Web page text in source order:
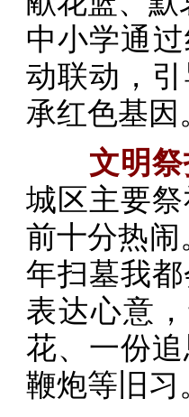
中小学通
动联动，
承红色基因
文明
城区主要
前十分热闹
年扫墓我
表达心意
花、一份
鞭炮等旧习